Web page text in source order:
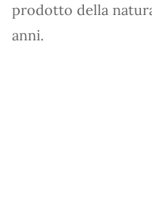
prodotto della
anni.